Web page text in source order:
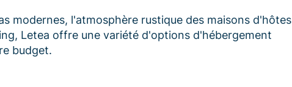
modernes, l'atmosphère rustique des maisons d'hôtes
Letea offre une variété d'options d'hébergement
budget.